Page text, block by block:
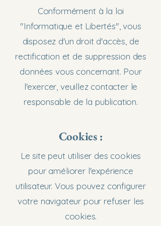
Conformément à la loi
"Informatique et Libertés", vous
disposez d'un droit d'accès, de
rectification et de suppression des
données vous concernant. Pour
l'exercer, veuillez contacter le
responsable de la publication.​
Cookies :
Le site peut utiliser des cookies
pour améliorer l'expérience
utilisateur. Vous pouvez configurer
votre navigateur pour refuser les
cookies.​